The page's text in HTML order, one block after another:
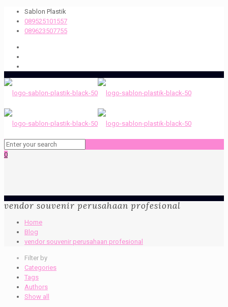
Sablon Plastik
089525101557
089623507755
0
vendor souvenir perusahaan profesional
Home
Blog
vendor souvenir perusahaan profesional
Filter by
Categories
Tags
Authors
Show all